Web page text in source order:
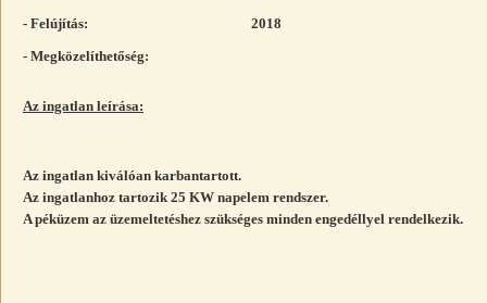
- Felújítás:
2018
- Megközelíthetőség:
Az ingatlan leírása:
Az ingatlan kiválóan karbantartott.
Az ingatlanhoz tartozik 25 KW napelem rendszer.
A péküzem az üzemeltetéshez szükséges minden engedéllyel rendelkezik.